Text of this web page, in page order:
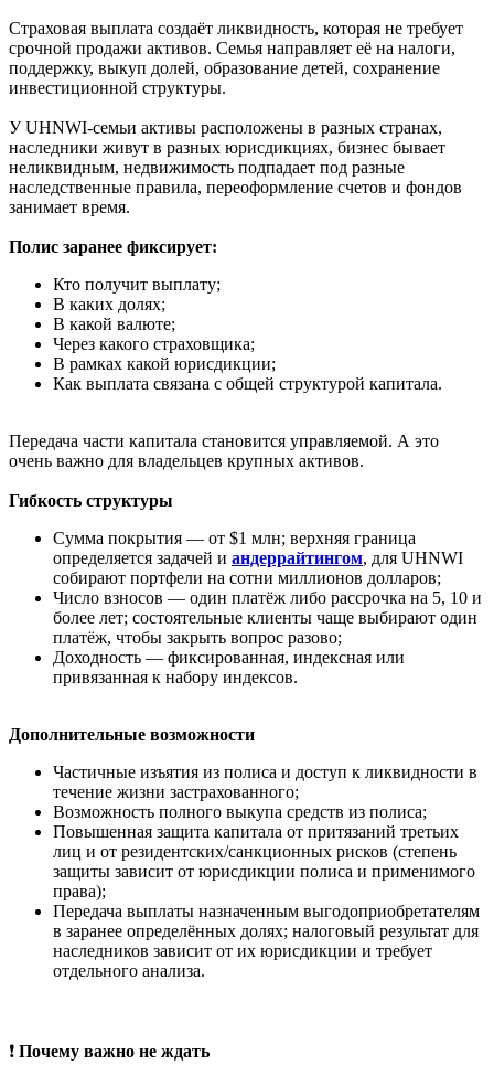
Страховая выплата создаёт ликвидность, которая не требует
срочной продажи активов. Семья направляет её на налоги,
поддержку, выкуп долей, образование детей, сохранение
инвестиционной структуры.
У UHNWI-семьи активы расположены в разных странах,
наследники живут в разных юрисдикциях, бизнес бывает
неликвидным, недвижимость подпадает под разные
наследственные правила, переоформление счетов и фондов
занимает время.
Полис заранее фиксирует:
Кто получит выплату;
В каких долях;
В какой валюте;
Через какого страховщика;
В рамках какой юрисдикции;
Как выплата связана с общей структурой капитала.
Передача части капитала становится управляемой. А это
очень важно для владельцев крупных активов.
Гибкость структуры
Сумма покрытия — от $1 млн; верхняя граница
определяется задачей и андеррайтингом, для UHNWI
собирают портфели на сотни миллионов долларов;
Число взносов — один платёж либо рассрочка на 5, 10 и
более лет; состоятельные клиенты чаще выбирают один
платёж, чтобы закрыть вопрос разово;
Доходность — фиксированная, индексная или
привязанная к набору индексов.
Дополнительные возможности
Частичные изъятия из полиса и доступ к ликвидности в
течение жизни застрахованного;
Возможность полного выкупа средств из полиса;
Повышенная защита капитала от притязаний третьих
лиц и от резидентских/санкционных рисков (степень
защиты зависит от юрисдикции полиса и применимого
права);
Передача выплаты назначенным выгодоприобретателям
в заранее определённых долях; налоговый результат для
наследников зависит от их юрисдикции и требует
отдельного анализа.
❗️ Почему важно не ждать